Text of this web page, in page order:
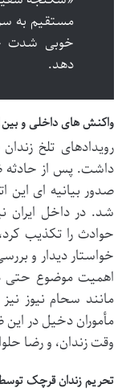
مستقیم به
خوبی شدت
دهد.
واکنش های داخلی و بین
رویدادهای تلخ
داشت. پس از حادثه
صدور بیانیه ای این
شد. در داخل ایران
حوادث را تکذیب
خواستار دیدار و
اهمیت موضوع حتی
مانند سحام نیوز
مأموران دخیل در
وقت زندان، و رضا
تحریم زندان قرچک